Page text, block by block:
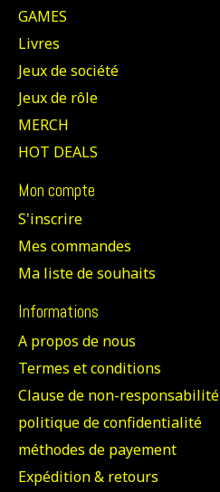
GAMES
Livres
Jeux de société
Jeux de rôle
MERCH
HOT DEALS
Mon compte
S'inscrire
Mes commandes
Ma liste de souhaits
Informations
A propos de nous
Termes et conditions
Clause de non-responsabilité
politique de confidentialité
méthodes de payement
Expédition & retours